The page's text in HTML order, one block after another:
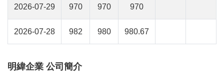
2026-07-29 970 970 970
2026-07-28 982 980 980.67
明緯企業 公司簡介